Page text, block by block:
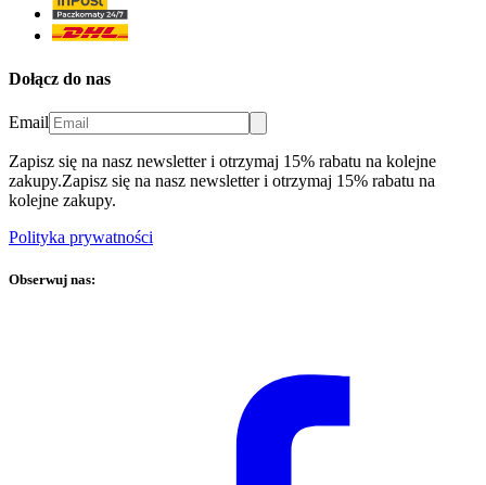
Dołącz do nas
Email
Zapisz się na nasz newsletter i otrzymaj 15% rabatu na kolejne
zakupy.Zapisz się na nasz newsletter i otrzymaj 15% rabatu na
kolejne zakupy.
Polityka prywatności
Obserwuj nas: